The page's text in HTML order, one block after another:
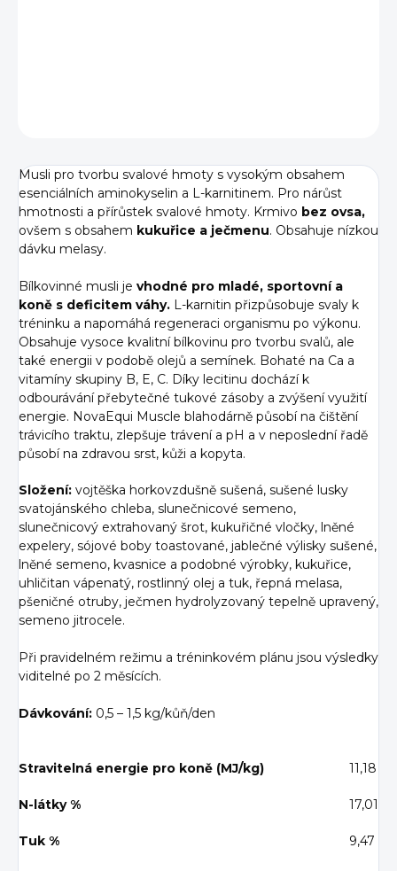
Musli pro tvorbu svalové hmoty s vysokým obsahem
esenciálních aminokyselin a L-karnitinem. Pro nárůst
hmotnosti a přírůstek svalové hmoty. Krmivo bez ovsa,
ovšem s obsahem kukuřice a ječmenu. Obsahuje nízkou
dávku melasy.
Bílkovinné musli je vhodné pro mladé, sportovní a
koně s deficitem váhy. L-karnitin přizpůsobuje svaly k
tréninku a napomáhá regeneraci organismu po výkonu.
Obsahuje vysoce kvalitní bílkovinu pro tvorbu svalů, ale
také energii v podobě olejů a semínek. Bohaté na Ca a
vitamíny skupiny B, E, C. Díky lecitinu dochází k
odbourávání přebytečné tukové zásoby a zvýšení využití
energie. NovaEqui Muscle blahodárně působí na čištění
trávicího traktu, zlepšuje trávení a pH a v neposlední řadě
působí na zdravou srst, kůži a kopyta.
Složení: vojtěška horkovzdušně sušená, sušené lusky
svatojánského chleba, slunečnicové semeno,
slunečnicový extrahovaný šrot, kukuřičné vločky, lněné
expelery, sójové boby toastované, jablečné výlisky sušené,
lněné semeno, kvasnice a podobné výrobky, kukuřice,
uhličitan vápenatý, rostlinný olej a tuk, řepná melasa,
pšeničné otruby, ječmen hydrolyzovaný tepelně upravený,
semeno jitrocele.
Při pravidelném režimu a tréninkovém plánu jsou výsledky
viditelné po 2 měsících.
Dávkování: 0,5 – 1,5 kg/kůň/den
Stravitelná energie pro koně (MJ/kg) 11,18
N-látky % 17,01
Tuk % 9,47